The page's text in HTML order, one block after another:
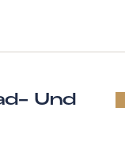
Und